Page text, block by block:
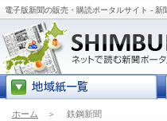
電子版新聞の販売・購読ポータルサイト - 新
ホーム ＞ 鉄鋼新聞